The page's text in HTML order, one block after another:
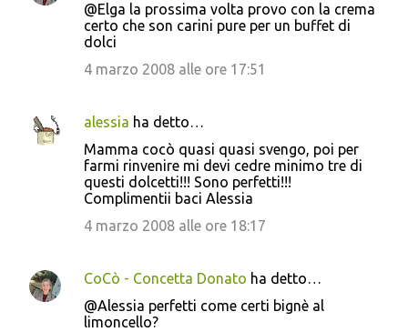
@Elga la prossima volta provo con la crema
certo che son carini pure per un buffet di
dolci
4 marzo 2008 alle ore 17:51
alessia ha detto…
Mamma cocò quasi quasi svengo, poi per
farmi rinvenire mi devi cedre minimo tre di
questi dolcetti!!! Sono perfetti!!!
Complimentii baci Alessia
4 marzo 2008 alle ore 18:17
CoCò - Concetta Donato ha detto…
@Alessia perfetti come certi bignè al
limoncello?